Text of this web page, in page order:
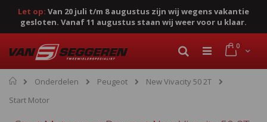
Let op: Van 20 juli t/m 8 augustus zijn wij wegens vakantie
gesloten. Vanaf 11 augustus staan wij weer voor u klaar.
naar
de
inhoud
Cart
0
Zoek
Home
Onderdelen Peugeot
New Vivacity 50 2T
Start Motor